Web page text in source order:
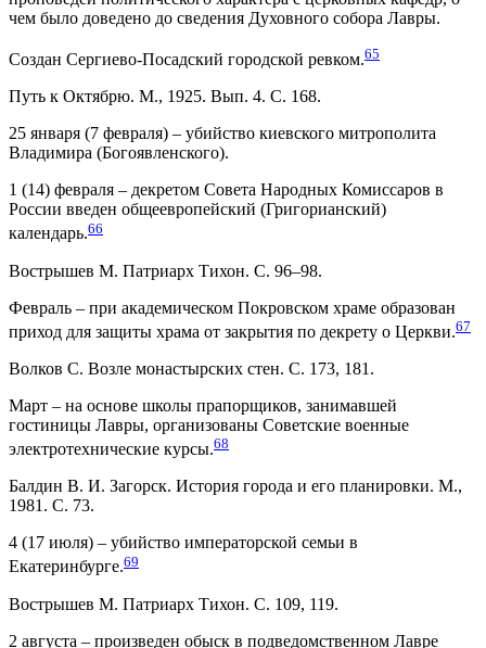
чем было доведено до сведения Духовного собора Лавры.
Создан Сергиево-Посадский городской ревком.65
Путь к Октябрю. М., 1925. Вып. 4. С. 168.
25 января (7 февраля) – убийство киевского митрополита
Владимира (Богоявленского).
1 (14) февраля – декретом Совета Народных Комиссаров в
России введен общеевропейский (Григорианский)
календарь.66
Вострышев М. Патриарх Тихон. С. 96–98.
Февраль – при академическом Покровском храме образован
приход для защиты храма от закрытия по декрету о Церкви.67
Волков С. Возле монастырских стен. С. 173, 181.
Март – на основе школы прапорщиков, занимавшей
гостиницы Лавры, организованы Советские военные
электротехнические курсы.68
Балдин В. И. Загорск. История города и его планировки. М.,
1981. С. 73.
4 (17 июля) – убийство императорской семьи в
Екатеринбурге.69
Вострышев М. Патриарх Тихон. С. 109, 119.
2 августа – произведен обыск в подведомственном Лавре